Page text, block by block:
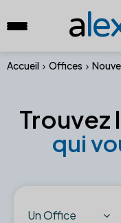
a
Accueil Offices
qui
Un Office